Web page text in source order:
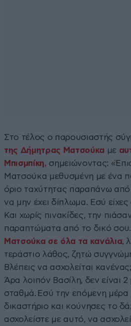
Στο τέλος ο παρουσιαστής
της Δήμητρας Ματσούκα με
Μπισμπίκη, σημειώνοντας:
Ματσούκα μεθυσμένη με ένα
όριο ταχύτητας παραπάνω από
να μην έχει δίπλωμα. Εσύ
Και χωρίς πινακίδες, την
παραπτώματα από το δικό σου.
Ματσούκα σε όλα τα κανάλια,
τεράστιο λάθος, ζητώ
Βλέπεις να ασχολείται
Άρα λοιπόν Βασίλη, δεν είναι
σταθμά. Εσύ την επόμενη μέρα
δικαστήριο και κούνησες το
ασχολείστε με αυτό, να